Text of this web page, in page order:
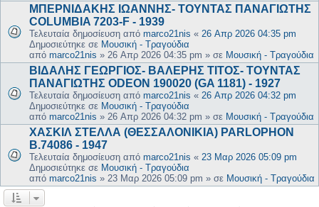
ΜΠΕΡΝΙΔΑΚΗΣ ΙΩΑΝΝΗΣ- ΤΟΥΝΤΑΣ ΠΑΝΑΓΙΩΤΗΣ
COLUMBIA 7203-F - 1939
Τελευταία δημοσίευση από marco21nis « 26 Απρ 2026 04:35 pm
Δημοσιεύτηκε σε Μουσική - Τραγούδια
από marco21nis » 26 Απρ 2026 04:35 pm » σε Μουσική - Τραγούδια
ΒΙΔΑΛΗΣ ΓΕΩΡΓΙΟΣ- ΒΑΛΕΡΗΣ ΤΙΤΟΣ- ΤΟΥΝΤΑΣ
ΠΑΝΑΓΙΩΤΗΣ ODEON 190020 (GA 1181) - 1927
Τελευταία δημοσίευση από marco21nis « 26 Απρ 2026 04:32 pm
Δημοσιεύτηκε σε Μουσική - Τραγούδια
από marco21nis » 26 Απρ 2026 04:32 pm » σε Μουσική - Τραγούδια
ΧΑΣΚΙΛ ΣΤΕΛΛΑ (ΘΕΣΣΑΛΟΝΙΚΙΑ) PARLOPHON
B.74086 - 1947
Τελευταία δημοσίευση από marco21nis « 23 Μαρ 2026 05:09 pm
Δημοσιεύτηκε σε Μουσική - Τραγούδια
από marco21nis » 23 Μαρ 2026 05:09 pm » σε Μουσική - Τραγούδια